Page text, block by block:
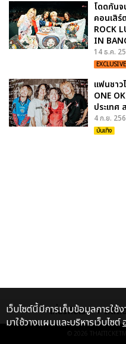
โดดกันจ
คอนเสิร์
ROCK
IN
14 ธ.ค.
EXCLUSIVE
แฟนชา
ONE
ประเทศ
4 ก.ย.
บันเทิง
เกี่ยวกับเรา ติดต่
© 2026
เว็บไซต์นี้มีการเก็บข้อมูลการใ
มาใช้วางแผนและบริหารเว็บไซต์